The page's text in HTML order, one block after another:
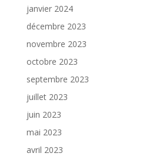
janvier 2024
décembre 2023
novembre 2023
octobre 2023
septembre 2023
juillet 2023
juin 2023
mai 2023
avril 2023